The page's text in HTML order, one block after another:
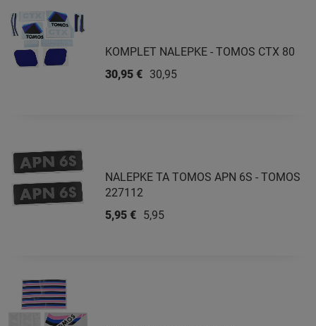
KOMPLET NALEPKE - TOMOS CTX 80
30,95 €
30,95 €
NALEPKE TA TOMOS APN 6S - TOMOS
227112
5,95 €
5,95 €